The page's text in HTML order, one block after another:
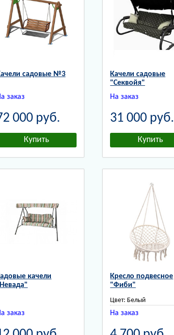
садовые №3
заказ
000 руб.
Качели садовые
"Секвойя"
На заказ
31 000 руб.
качели
заказ
Кресло подвесное
"Фиби"
Цвет: Белый
На заказ